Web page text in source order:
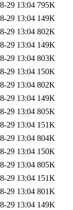
29 13:04 795K
29 13:04 149K
29 13:04 802K
29 13:04 149K
29 13:04 803K
29 13:04 150K
29 13:04 802K
29 13:04 149K
29 13:04 805K
29 13:04 151K
29 13:04 804K
29 13:04 150K
29 13:04 805K
29 13:04 151K
29 13:04 801K
29 13:04 149K